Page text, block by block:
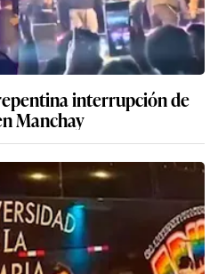
interrupción de
Manchay